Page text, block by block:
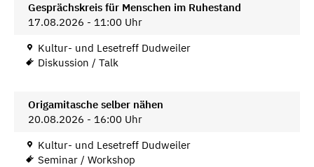
Gesprächskreis für Menschen im Ruhestand
17.08.2026 - 11:00 Uhr
Kultur- und Lesetreff Dudweiler
Diskussion / Talk
Origamitasche selber nähen
20.08.2026 - 16:00 Uhr
Kultur- und Lesetreff Dudweiler
Seminar / Workshop